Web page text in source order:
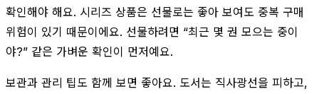
확인해야 해요. 시리즈 상품은 선물로는 좋아 보여도 중복 구매
위험이 있기 때문이에요. 선물하려면 “최근 몇 권 모으는 중이
야?” 같은 가벼운 확인이 먼저예요.
보관과 관리 팁도 함께 보면 좋아요. 도서는 직사광선을 피하고,